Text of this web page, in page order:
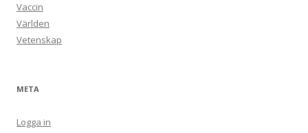
Vaccin
Världen
Vetenskap
META
Logga in